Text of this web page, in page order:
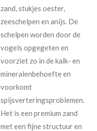
zand, stukjes oester,
zeeschelpen en anijs. De
schelpen worden door de
vogels opgegeten en
voorziet zo in de kalk- en
mineralenbehoefte en
voorkomt
spijsverteringsproblemen.
Het is een premium zand
met een fijne structuur en